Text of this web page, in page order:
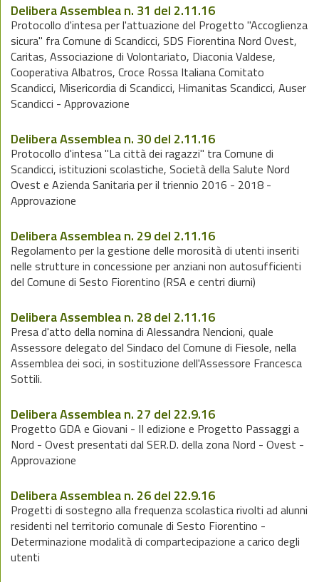
Delibera Assemblea n. 31 del 2.11.16
Protocollo d'intesa per l'attuazione del Progetto "Accoglienza
sicura" fra Comune di Scandicci, SDS Fiorentina Nord Ovest,
Caritas, Associazione di Volontariato, Diaconia Valdese,
Cooperativa Albatros, Croce Rossa Italiana Comitato
Scandicci, Misericordia di Scandicci, Himanitas Scandicci, Auser
Scandicci - Approvazione
Delibera Assemblea n. 30 del 2.11.16
Protocollo d'intesa "La città dei ragazzi" tra Comune di
Scandicci, istituzioni scolastiche, Società della Salute Nord
Ovest e Azienda Sanitaria per il triennio 2016 - 2018 -
Approvazione
Delibera Assemblea n. 29 del 2.11.16
Regolamento per la gestione delle morosità di utenti inseriti
nelle strutture in concessione per anziani non autosufficienti
del Comune di Sesto Fiorentino (RSA e centri diurni)
Delibera Assemblea n. 28 del 2.11.16
Presa d'atto della nomina di Alessandra Nencioni, quale
Assessore delegato del Sindaco del Comune di Fiesole, nella
Assemblea dei soci, in sostituzione dell'Assessore Francesca
Sottili.
Delibera Assemblea n. 27 del 22.9.16
Progetto GDA e Giovani - II edizione e Progetto Passaggi a
Nord - Ovest presentati dal SER.D. della zona Nord - Ovest -
Approvazione
Delibera Assemblea n. 26 del 22.9.16
Progetti di sostegno alla frequenza scolastica rivolti ad alunni
residenti nel territorio comunale di Sesto Fiorentino -
Determinazione modalità di compartecipazione a carico degli
utenti